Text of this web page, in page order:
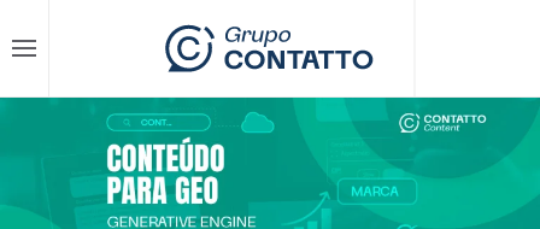
Skip to main content